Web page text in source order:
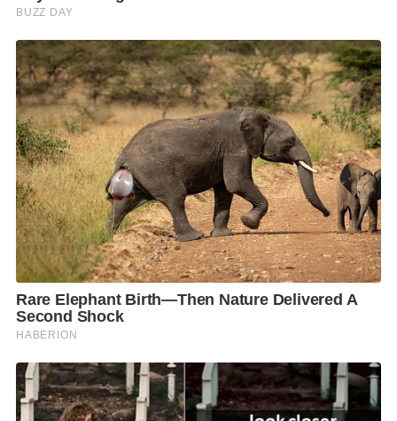
https://dev.parliament.go.th/einitiative/petloginbys
hr.aspx
เพราะประเทศไทยเป็นประเทศกำลังพัฒนาประเทศแรก
ในโลก ที่เข้าสู่สังคมผู้สูงวัยแบบเต็มขั้น แต่ผู้สูงอายุส่วน
ใหญ่ “แก่ก่อนรวย” ทั้งที่ผู้สูงอายุทำคุณูปการให้กับ
ประเทศ ดูแลครอบครัว ทำงานหนักมาตลอดชีวิต ซึ่งเรา
จะปล่อยให้ประเทศเต็มไปด้วยผู้สูงอายุที่อ่อนแอ และ
ยากจนไม่ได้ ดังนั้นนโยบายบำนาญประชาชนเดือนละ
3,000 บาท จะเป็นประโยชน์ถึง 4 ประการ ดังนี้
1.ผู้สูงอายุที่มีรายได้ไม่เพียงพอต่อการยังชีพสามารถดำรง
ชีพได้อย่างมีศักดิ์ศรี
2.เป็นการลดภาระคนหนุ่มคนสาวที่ต้องทำงานเลี้ยงดูพ่อ
แม่ ให้คนวัยทำงานสามารถดูแลครอบครัวได้อย่างเต็มที่
3.ผู้สูงอายุที่ไม่ใช่ผู้ป่วยติดเตียง หรือผู้พิการ ต้องไปเข้า